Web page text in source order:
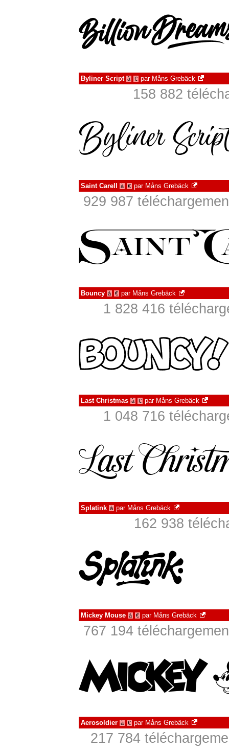
Byliner Script à € par Måns Grebäck
158 882
Saint Carell à € par Måns Grebäck
929 987
Bouncy à € par Måns Grebäck
1 828 416
Last Christmas à € par Måns Grebäck
1 048 716
Splatink à par Måns Grebäck
162 938
Mickey Mouse à € par Måns Grebäck
767 194
Aerosoldier à € par Måns Grebäck
217 784